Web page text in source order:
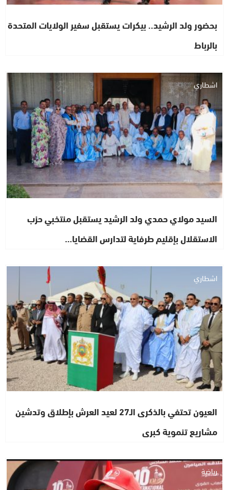
بحضور ولد الرشيد.. بيكرات يستقبل سفير الولايات المتحدة
بالرباط
اشطاري
السيد مولاي حمدي ولد الرشيد يستقبل منتخبي حزب
الاستقلال بإقليم طرفاية لتدارس القضايا…
اشطاري
العيون تحتفي بالذكرى الـ27 لعيد العرش بإطلاق وتدشين
مشاريع تنموية كبرى
رياضة